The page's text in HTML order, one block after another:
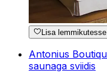
Lisa lemmikutesse
Antonius
saunaga sviidis